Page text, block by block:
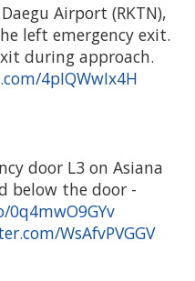
Airport (RKTN),
left emergency exit.
during approach.
4pIQWwIx4H
door L3 on Asiana
below the door -
WsAfvPVGGV